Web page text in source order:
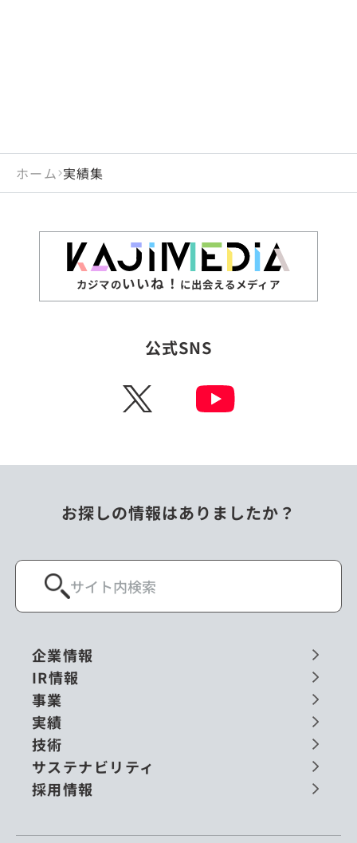
ホーム 実績集
カジマのいいね！ に出会えるメディア
公式SNS
X
お探しの情報はありましたか？
企業情報
IR情報
事業
実績
技術
サステナビリティ
採用情報